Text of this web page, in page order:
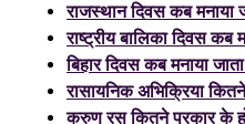
राजस्थान दिवस कब मनाया
राष्ट्रीय बालिका दिवस कब
बिहार दिवस कब मनाया
रासायनिक अभिक्रिया
करुण रस कितने प्रकार के